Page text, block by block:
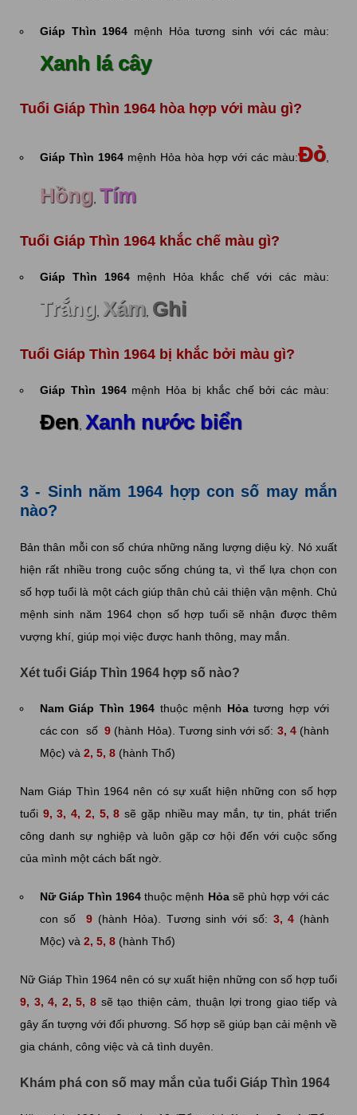
Giáp Thìn 1964 mệnh Hỏa tương sinh với các màu:
Xanh lá cây
Tuổi Giáp Thìn 1964 hòa hợp với màu gì?
Giáp Thìn 1964 mệnh Hỏa hòa hợp với các màu:Đỏ
Hồng Tím
Tuổi Giáp Thìn 1964 khắc chế màu gì?
Giáp Thìn 1964mệnh Hỏa khắc chế với các màu:
Trắng Xám Ghi
Tuổi Giáp Thìn 1964 bị khắc bởi màu gì?
Giáp Thìn 1964mệnh Hỏa bị khắc chế bởi các màu:
Đen Xanh nước biển
3 - Sinh năm 1964 hợp con số may mắn
nào?
Bản thân mỗi con số chứa những năng lượng diệu kỳ. Nó xuất
hiện rất nhiều trong cuộc sống chúng ta, vì thế lựa chọn con
số hợp tuổi là một cách giúp thân chủ cải thiện vận mệnh. Chủ
mệnh sinh năm 1964 chọn số hợp tuổi sẽ nhận được thêm
vượng khí, giúp mọi việc được hanh thông, may mắn.
Xét tuổi Giáp Thìn 1964 hợp số nào?
Nam Giáp Thìn 1964 thuộc mệnh Hỏatương hợp với
các con số9 (hành Hỏa). Tương sinh với số: 3, 4(hành
Mộc) và 2, 5, 8 (hành Thổ)
Nam Giáp Thìn 1964 nên có sự xuất hiện những con số hợp
tuổi 9, 3, 4, 2, 5, 8 sẽ gặp nhiều may mắn, tự tin, phát triển
công danh sự nghiệp và luôn gặp cơ hội đến với cuộc sống
của mình một cách bất ngờ.
Nữ Giáp Thìn 1964 thuộc mệnh Hỏasẽ phù hợp với các
con số9 (hành Hỏa). Tương sinh với số: 3, 4 (hành
Mộc) và 2, 5, 8 (hành Thổ)
Nữ Giáp Thìn 1964 nên có sự xuất hiện những con số hợp tuổi
9, 3, 4, 2, 5, 8 sẽ tạo thiện cảm, thuận lợi trong giao tiếp và
gây ấn tượng với đối phương. Số hợp sẽ giúp bạn cải mệnh về
gia chánh, công việc và cả tình duyên.
Khám phá con số may mắn của tuổi Giáp Thìn 1964